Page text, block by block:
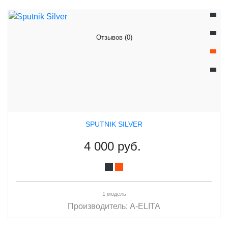
Отзывов (0)
SPUTNIK SILVER
4 000 руб.
1 модель
Производитель: A-ELITA